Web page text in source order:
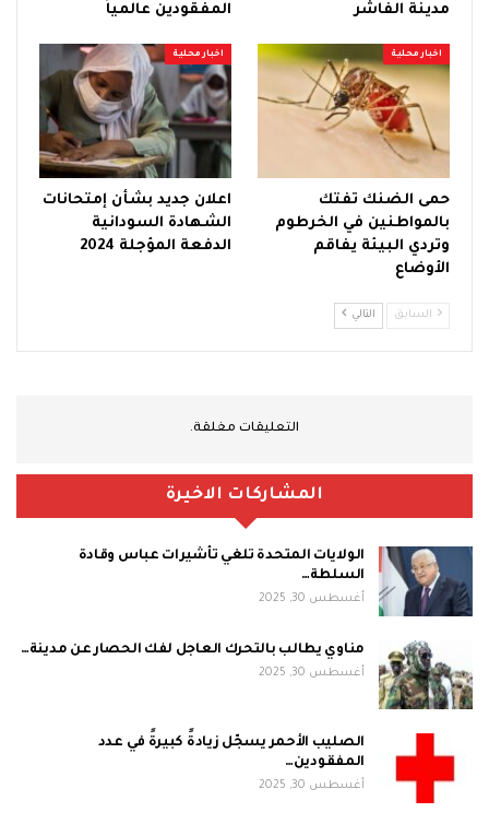
مدينة الفاشر
المفقودين عالمياً
اخبار محلية
حمى الضنك تفتك
بالمواطنين في الخرطوم
وتردي البيئة يفاقم
الأوضاع
اخبار محلية
اعلان جديد بشأن إمتحانات
الشهادة السودانية
الدفعة المؤجلة 2024
السابق التالي
التعليقات مغلقة.
المشاركات الاخيرة
الولايات المتحدة تلغي تأشيرات عباس وقادة
السلطة…
أغسطس 30, 2025
مناوي يطالب بالتحرك العاجل لفك الحصار عن مدينة…
أغسطس 30, 2025
الصليب الأحمر يسجّل زيادةً كبيرةً في عدد
المفقودين…
أغسطس 30, 2025